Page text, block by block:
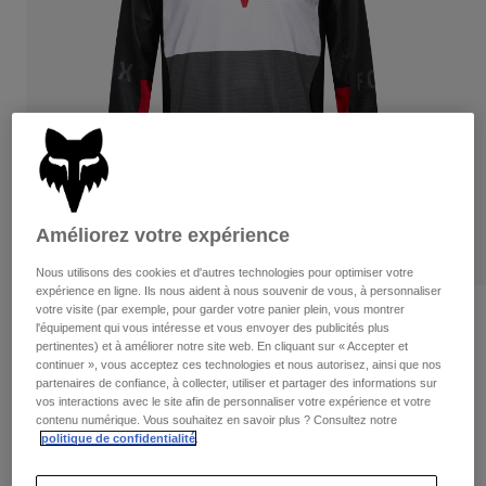
Pants
Goggles
Guards & Protection
Gloves
Base Layers
Gear Bags
Socks
Replacement Parts
Shorts
Pants
Pads & Protection
Jackets
Goggles
Base Layers
Bottles & Hydration Packs
Socks
Replacement Parts
Tout acheter
Womens
Hats
Shirts
Sweatshirts
Jackets
Pants
Shorts
Tout acheter
Critiques
180 Flow Jersey
non.33702
Améliorez votre expérience
Nous utilisons des cookies et d'autres technologies pour optimiser votre
expérience en ligne. Ils nous aident à nous souvenir de vous, à personnaliser
votre visite (par exemple, pour garder votre panier plein, vous montrer
l'équipement qui vous intéresse et vous envoyer des publicités plus
pertinentes) et à améliorer notre site web. En cliquant sur « Accepter et
continuer », vous acceptez ces technologies et nous autorisez, ainsi que nos
partenaires de confiance, à collecter, utiliser et partager des informations sur
vos interactions avec le site afin de personnaliser votre expérience et votre
contenu numérique. Vous souhaitez en savoir plus ? Consultez notre
politique de confidentialité